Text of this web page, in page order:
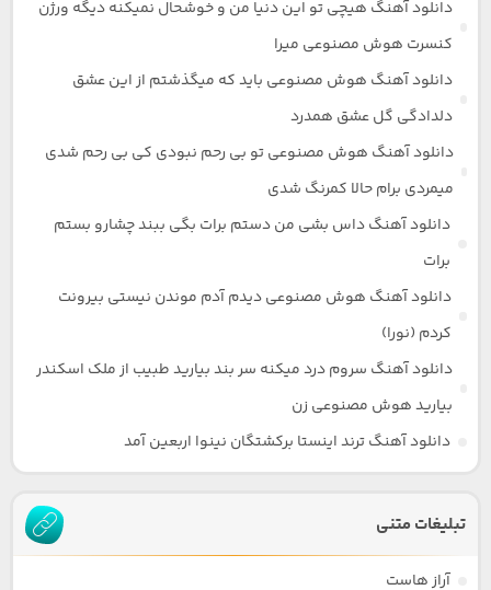
دانلود آهنگ هیچی تو این دنیا من و خوشحال نمیکنه دیگه ورژن
کنسرت هوش مصنوعی میرا
دانلود آهنگ هوش مصنوعی باید که میگذشتم از این عشق
دلدادگی گل عشق همدرد
دانلود آهنگ هوش مصنوعی تو بی رحم نبودی کی بی رحم شدی
میمردی برام حالا کمرنگ شدی
دانلود آهنگ داس بشی من دستم برات بگی ببند چشارو بستم
برات
دانلود آهنگ هوش مصنوعی دیدم آدم موندن نیستی بیرونت
کردم (نورا)
دانلود آهنگ سروم درد میکنه سر بند بیارید طبیب از ملک اسکندر
بیارید هوش مصنوعی زن
دانلود آهنگ ترند اینستا برکشتگان نینوا اربعین آمد
تبلیغات متنی
آراز هاست